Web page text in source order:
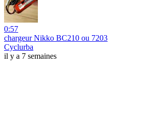
0:57
chargeur Nikko BC210 ou 7203
Cyclurba
il y a 7 semaines